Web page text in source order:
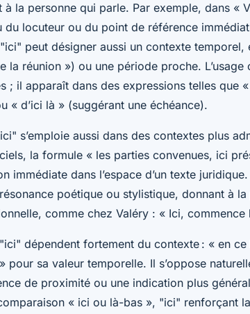
la personne qui parle. Par exemple, dans «
du locuteur ou du point de référence
peut désigner aussi un contexte temporel,
la réunion ») ou une période proche.
; il apparaît dans des expressions telles que
« d’ici là » (suggérant une échéance).
s’emploie aussi dans des contextes plus
la formule « les parties convenues, ici
immédiate dans l’espace d’un texte
poétique ou stylistique, donnant à
comme chez Valéry : « Ici, commence
dépendent fortement du contexte : « en
pour sa valeur temporelle. Il s’oppose
de proximité ou une indication plus
« ici ou là-bas », "ici" renforçant